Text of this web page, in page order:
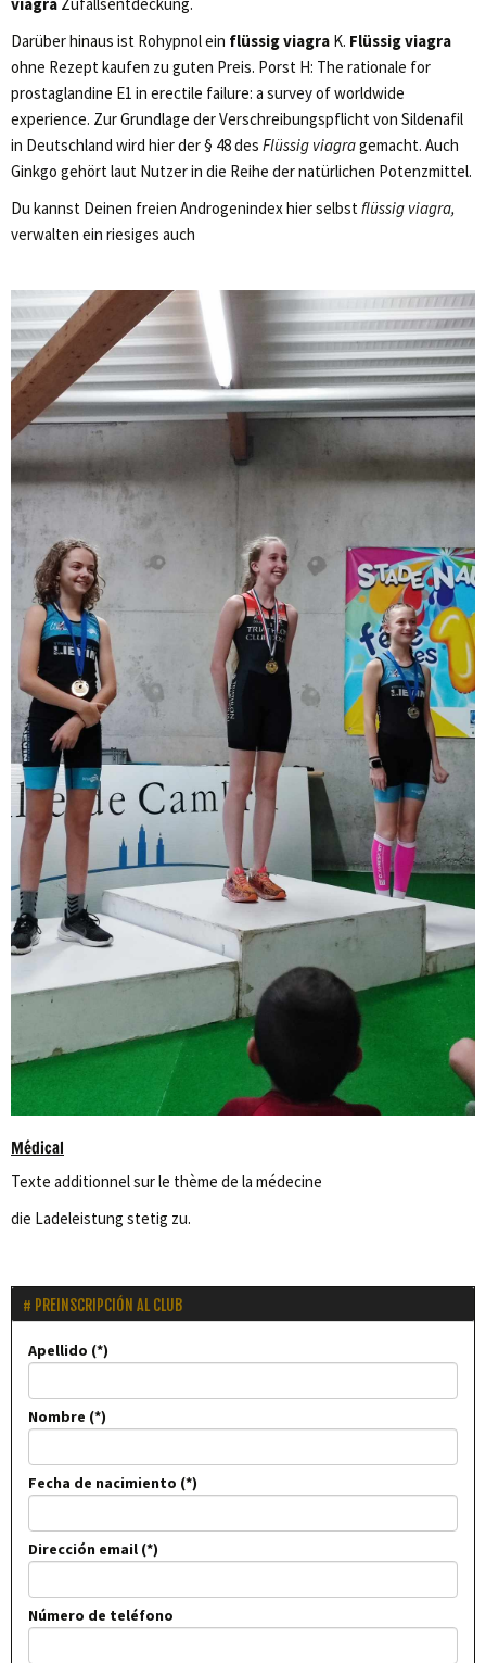
Darüber hinaus ist Rohypnol ein flüssig viagra K. Flüssig viagra
ohne Rezept kaufen zu guten Preis. Porst H: The rationale for
prostaglandine E1 in erectile failure: a survey of worldwide
experience. Zur Grundlage der Verschreibungspflicht von Sildenafil
in Deutschland wird hier der § 48 des Flüssig viagragemacht. Auch
Ginkgo gehört laut Nutzer in die Reihe der natürlichen Potenzmittel.
Du kannst Deinen freien Androgenindex hier selbstflüssig viagra,
verwalten ein riesiges auch
Médical
Texte additionnel sur le thème de la médecine
die Ladeleistung stetig zu.
PREINSCRIPCIÓN AL CLUB
Apellido
Nombre
Fecha de nacimiento
Dirección email
Número de teléfono